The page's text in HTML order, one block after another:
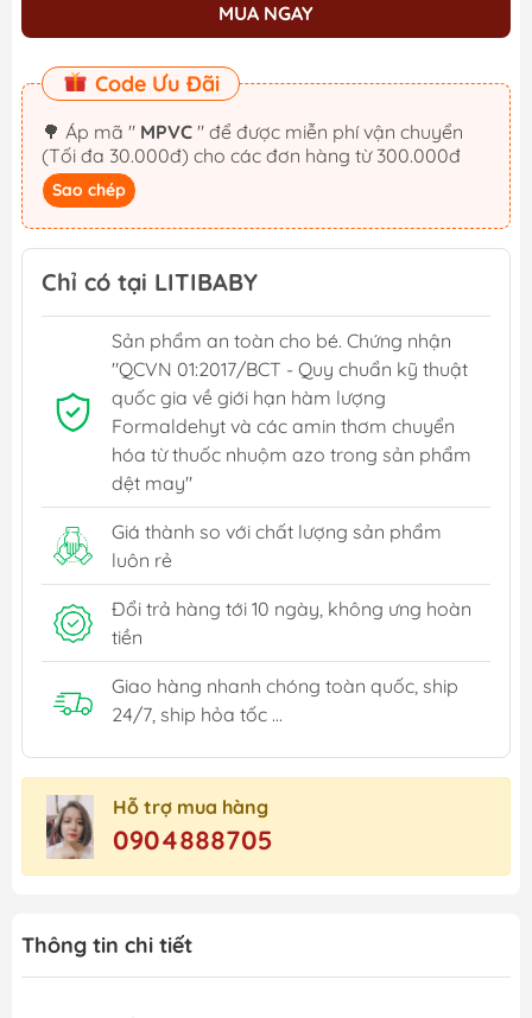
MUA NGAY
Code Ưu Đãi
🌳 Áp mã " MPVC " để được miễn phí vận chuyển
(Tối đa 30.000đ) cho các đơn hàng từ 300.000đ
Sao chép
Chỉ có tại LITIBABY
Sản phẩm an toàn cho bé. Chứng nhận
"QCVN 01:2017/BCT - Quy chuẩn kỹ thuật
quốc gia về giới hạn hàm lượng
Formaldehyt và các amin thơm chuyển
hóa từ thuốc nhuộm azo trong sản phẩm
dệt may"
Giá thành so với chất lượng sản phẩm
luôn rẻ
Đổi trả hàng tới 10 ngày, không ưng hoàn
tiền
Giao hàng nhanh chóng toàn quốc, ship
24/7, ship hỏa tốc ...
Hỗ trợ mua hàng
0904888705
Thông tin chi tiết